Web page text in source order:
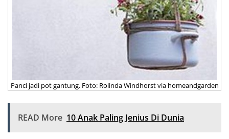
Panci jadi pot gantung. Foto: Rolinda Windhorst via homeandgarden
READ More 10 Anak Paling Jenius Di Dunia